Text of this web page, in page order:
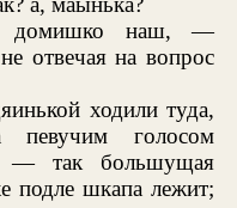
домишко наш, —
отвечая на вопрос
ходили туда,
голосом
— так большущая
подле шкапа лежит;